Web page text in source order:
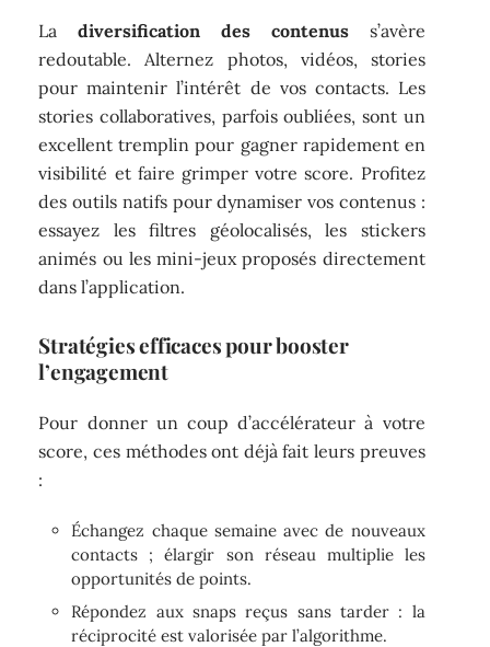
Ladiversification des contenuss’avère
redoutable. Alternez photos, vidéos, stories
pour maintenir l’intérêt de vos contacts. Les
stories collaboratives, parfois oubliées, sont un
excellent tremplin pour gagner rapidement en
visibilité et faire grimper votre score. Profitez
des outils natifs pour dynamiser vos contenus :
essayez les filtres géolocalisés, les stickers
animés ou les mini-jeux proposés directement
dans l’application.
Stratégies efficaces pour booster
l’engagement
Pour donner un coup d’accélérateur à votre
score, ces méthodes ont déjà fait leurs preuves
:
Échangez chaque semaine avec de nouveaux
contacts ; élargir son réseau multiplie les
opportunités de points.
Répondez aux snaps reçus sans tarder : la
réciprocité est valorisée par l’algorithme.